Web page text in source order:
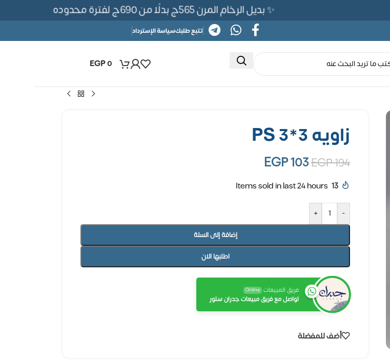
✨ بديل الرخام المرن 565ج بدلًا من 690ج لفترة محدوده
تتبع طلبكسياسة الإسترداد
EGP0
زاويه PS 3*3
EGP194
EGP103
13
Items sold in last 24 hours
-
+
إضافة إلى السلة
اطلبها الان
فريق المبيعات Online
تواصل مع فريق مبيعات جدران ستور
أضف للمفضلة